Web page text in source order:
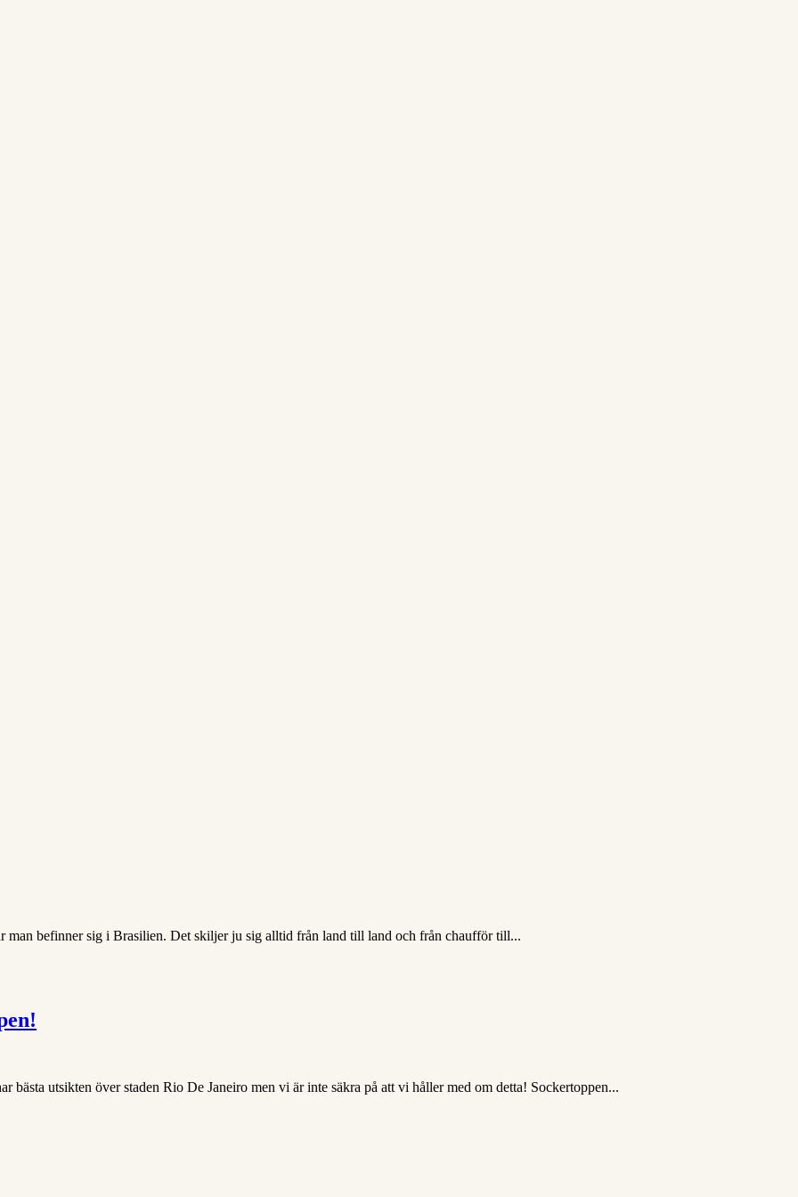
man befinner sig i Brasilien. Det skiljer ju sig alltid från land till land och från chaufför till...
bästa utsikten över staden Rio De Janeiro men vi är inte säkra på att vi håller med om detta! Sockertoppen...